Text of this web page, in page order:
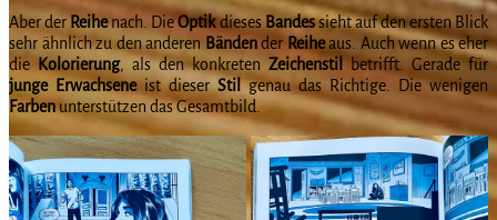
Aber der Reihenach. DieOptikdieses Bandessieht auf den ersten Blick
sehr ähnlich zu den anderen Bändender Reiheaus. Auch wenn es eher
die
Kolorierung, als den konkreten Zeichenstilbetrifft. Gerade für
junge
Erwachseneist dieserStilgenau das Richtige. Die wenigen
Farbenunterstützen das Gesamtbild.